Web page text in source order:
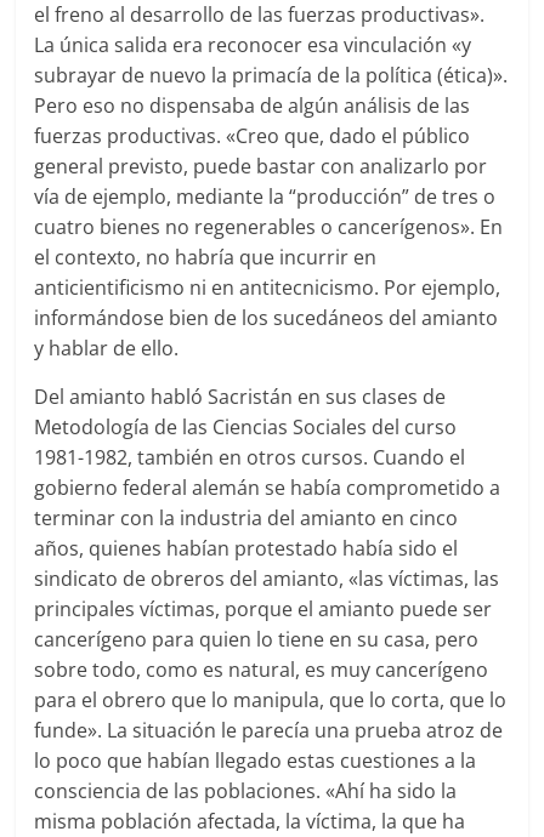
el freno al desarrollo de las fuerzas productivas».
La única salida era reconocer esa vinculación «y
subrayar de nuevo la primacía de la política (ética)».
Pero eso no dispensaba de algún análisis de las
fuerzas productivas. «Creo que, dado el público
general previsto, puede bastar con analizarlo por
vía de ejemplo, mediante la “producción” de tres o
cuatro bienes no regenerables o cancerígenos». En
el contexto, no habría que incurrir en
anticientificismo ni en antitecnicismo. Por ejemplo,
informándose bien de los sucedáneos del amianto
y hablar de ello.
Del amianto habló Sacristán en sus clases de
Metodología de las Ciencias Sociales del curso
1981-1982, también en otros cursos. Cuando el
gobierno federal alemán se había comprometido a
terminar con la industria del amianto en cinco
años, quienes habían protestado había sido el
sindicato de obreros del amianto, «las víctimas, las
principales víctimas, porque el amianto puede ser
cancerígeno para quien lo tiene en su casa, pero
sobre todo, como es natural, es muy cancerígeno
para el obrero que lo manipula, que lo corta, que lo
funde». La situación le parecía una prueba atroz de
lo poco que habían llegado estas cuestiones a la
consciencia de las poblaciones. «Ahí ha sido la
misma población afectada, la víctima, la que ha